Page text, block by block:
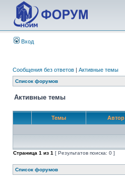
Вход
Сообщения без ответов | Активные темы
Список форумов
Активные темы
Темы Автор
Страница 1 из 1 [ Результатов поиска: 0 ]
Список форумов